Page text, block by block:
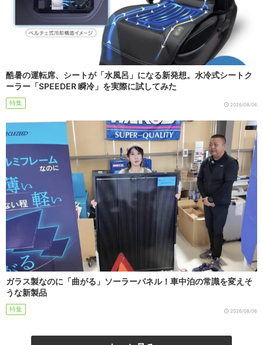
酷暑の運転席、シートが「水風呂」になる新発想。水冷式シートク
ーラー「SPEEDER 瞬冷」を実際に試してみた
特集 2026/08/06
ガラス製なのに「曲がる」ソーラーパネル！車中泊の常識を変えそ
うな新製品
特集 2026/08/06